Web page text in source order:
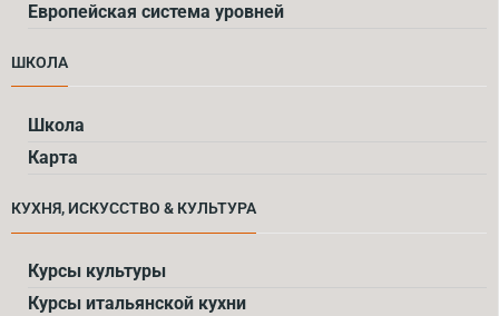
Европейская система уровней
ШКОЛА
Школа
Карта
КУХНЯ, ИСКУССТВО & КУЛЬТУРА
Курсы культуры
Курсы итальянской кухни